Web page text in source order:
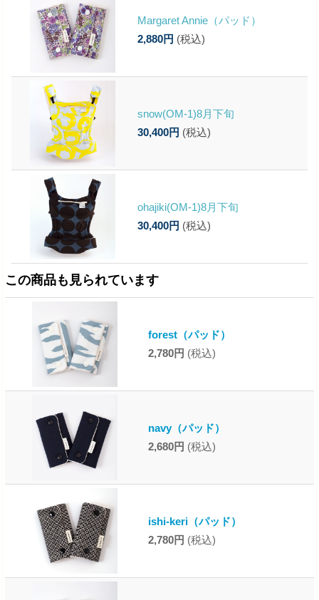
Margaret Annie（パッド）
2,880円 (税込)
snow(OM-1)8月下旬
30,400円 (税込)
ohajiki(OM-1)8月下旬
30,400円 (税込)
この商品も見られています
forest（パッド）
2,780円 (税込)
navy（パッド）
2,680円 (税込)
ishi-keri（パッド）
2,780円 (税込)